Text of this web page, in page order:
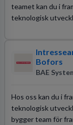
teamet kan du i
teknologisk
Bofors
BAE
Hos oss kan du i
teknologisk
bygger team för